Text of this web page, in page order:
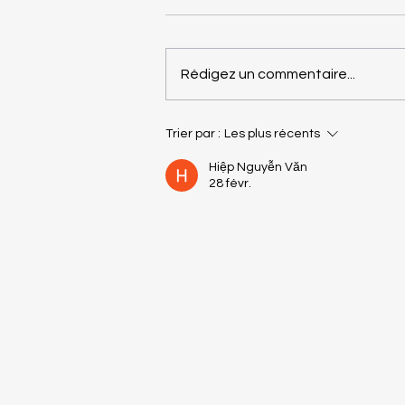
Quel terreau choisir pour
quelles plantes ? 🌱 Notre
guide complet
Rédigez un commentaire...
Trier par : Les plus récents
Hiệp Nguyễn Văn
28 févr.